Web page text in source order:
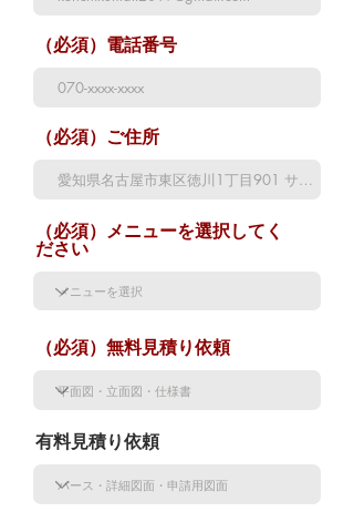
（必須）電話番号
（必須）ご住所
（必須）メニューを選択してく
ださい
（必須）無料見積り依頼
有料見積り依頼